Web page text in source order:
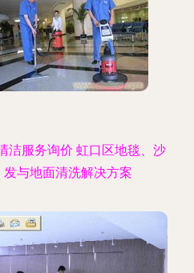
洁服务询价 虹口区地毯、沙
发与地面清洗解决方案